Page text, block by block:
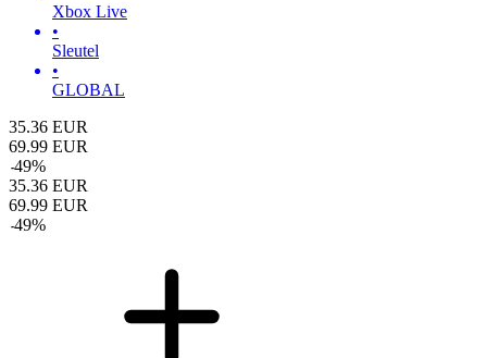
Xbox Live
•
Sleutel
•
GLOBAL
35.36 EUR
69.99 EUR
-49%
35.36 EUR
69.99 EUR
-49%